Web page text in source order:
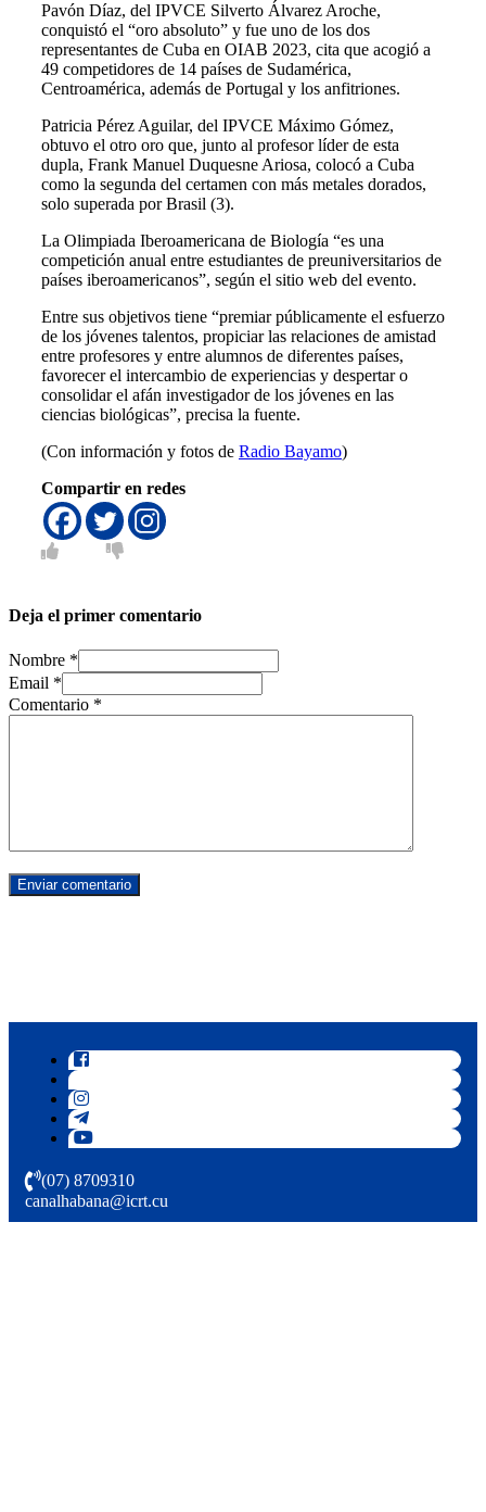
Pavón Díaz, del IPVCE Silverto Álvarez Aroche,
conquistó el “oro absoluto” y fue uno de los dos
representantes de Cuba en OIAB 2023, cita que acogió a
49 competidores de 14 países de Sudamérica,
Centroamérica, además de Portugal y los anfitriones.
Patricia Pérez Aguilar, del IPVCE Máximo Gómez,
obtuvo el otro oro que, junto al profesor líder de esta
dupla, Frank Manuel Duquesne Ariosa, colocó a Cuba
como la segunda del certamen con más metales dorados,
solo superada por Brasil (3).
La Olimpiada Iberoamericana de Biología “es una
competición anual entre estudiantes de preuniversitarios de
países iberoamericanos”, según el sitio web del evento.
Entre sus objetivos tiene “premiar públicamente el esfuerzo
de los jóvenes talentos, propiciar las relaciones de amistad
entre profesores y entre alumnos de diferentes países,
favorecer el intercambio de experiencias y despertar o
consolidar el afán investigador de los jóvenes en las
ciencias biológicas”, precisa la fuente.
(Con información y fotos de Radio Bayamo)
Compartir en redes
Deja el primer comentario
Nombre *
Email *
Comentario *
(07) 8709310
canalhabana@icrt.cu